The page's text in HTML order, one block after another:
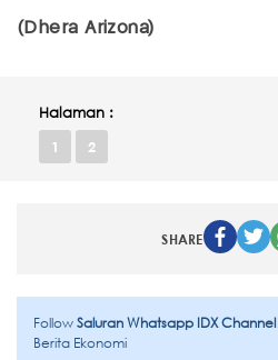
(Dhera Arizona)
Halaman :
1 2
SHARE
FollowSaluran Whatsapp IDX Channel
Berita Ekonomi